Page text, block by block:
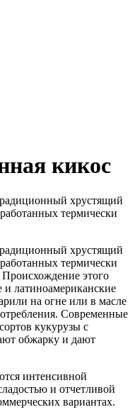
кикос
хрустящий
термически
хрустящий
термически
Происхождение этого
латиноамериканские
на огне или в масле
Современные
кукурузы с
обжарку и дают
интенсивной
и отчетливой
вариантах.